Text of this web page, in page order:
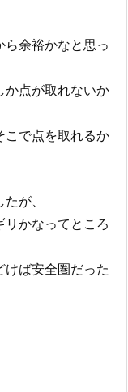
余裕かなと思っ
か点が取れないか
こで点を取れるか
が、
かなってところ
ば安全圏だった